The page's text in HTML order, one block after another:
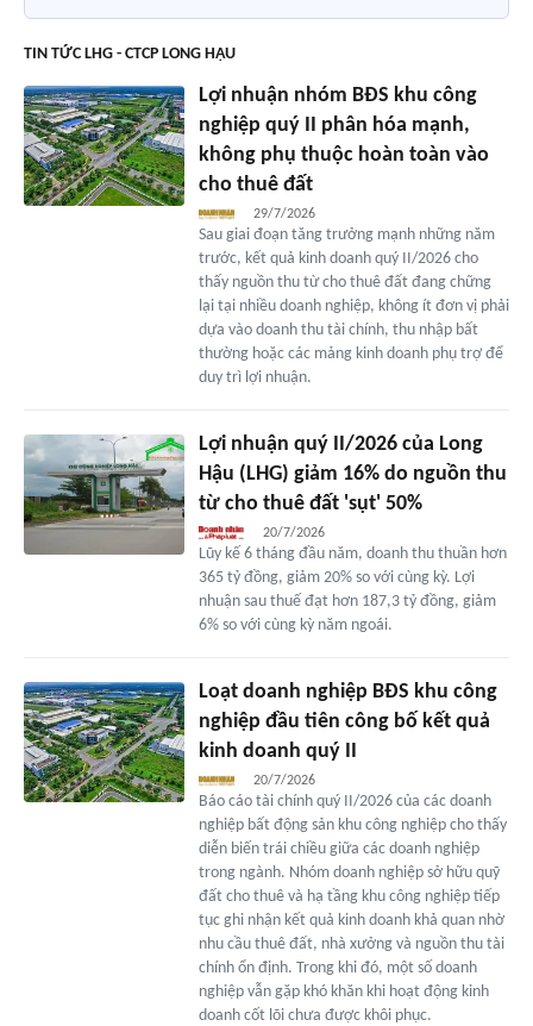
TIN TỨC LHG - CTCP LONG HẬU
Lợi nhuận nhóm BĐS khu công
nghiệp quý II phân hóa mạnh,
không phụ thuộc hoàn toàn vào
cho thuê đất
29/7/2026
Sau giai đoạn tăng trưởng mạnh những năm
trước, kết quả kinh doanh quý II/2026 cho
thấy nguồn thu từ cho thuê đất đang chững
lại tại nhiều doanh nghiệp, không ít đơn vị phải
dựa vào doanh thu tài chính, thu nhập bất
thường hoặc các mảng kinh doanh phụ trợ để
duy trì lợi nhuận.
Lợi nhuận quý II/2026 của Long
Hậu (LHG) giảm 16% do nguồn thu
từ cho thuê đất 'sụt' 50%
20/7/2026
Lũy kế 6 tháng đầu năm, doanh thu thuần hơn
365 tỷ đồng, giảm 20% so với cùng kỳ. Lợi
nhuận sau thuế đạt hơn 187,3 tỷ đồng, giảm
6% so với cùng kỳ năm ngoái.
Loạt doanh nghiệp BĐS khu công
nghiệp đầu tiên công bố kết quả
kinh doanh quý II
20/7/2026
Báo cáo tài chính quý II/2026 của các doanh
nghiệp bất động sản khu công nghiệp cho thấy
diễn biến trái chiều giữa các doanh nghiệp
trong ngành. Nhóm doanh nghiệp sở hữu quỹ
đất cho thuê và hạ tầng khu công nghiệp tiếp
tục ghi nhận kết quả kinh doanh khả quan nhờ
nhu cầu thuê đất, nhà xưởng và nguồn thu tài
chính ổn định. Trong khi đó, một số doanh
nghiệp vẫn gặp khó khăn khi hoạt động kinh
doanh cốt lõi chưa được khôi phục.